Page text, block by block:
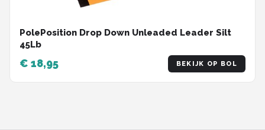
PolePosition Drop Down Unleaded Leader Silt
45Lb
€ 18,95 BEKIJK OP BOL